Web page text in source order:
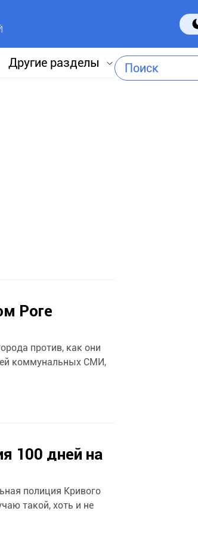
Другие разделы Поиск
Роге
коммунальных СМИ,
100 дней на
полиция Кривого
такой, хоть и не